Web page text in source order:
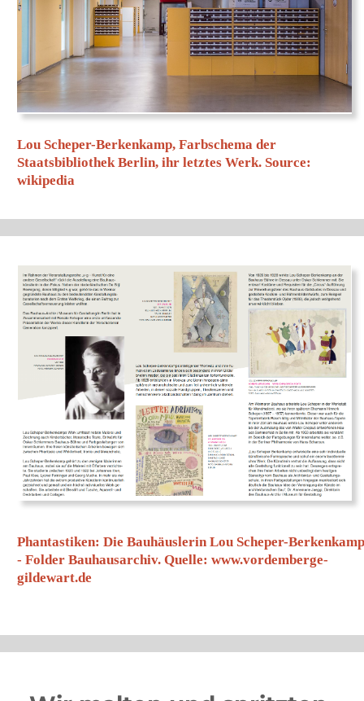
Diese Webseite verwendet
Cookies, um die Nutzung zu
verbessern.